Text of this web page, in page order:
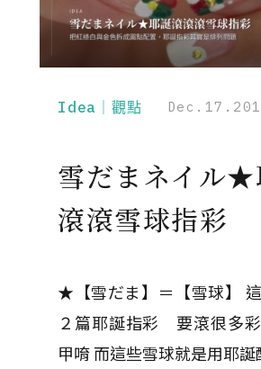
Idea｜觀點
雪だまネイル★
滾滾雪球指彩
★【雪だま】＝【雪球】
２篇耶誕指彩 要滾很多
甲唷 而這些雪球就是用耶